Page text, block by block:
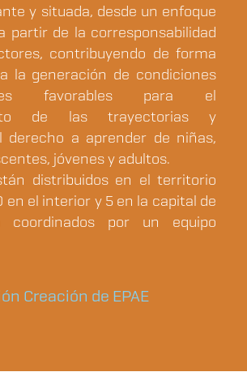
y situada, desde un enfoque
partir de la corresponsabilidad
contribuyendo de forma
la generación de condiciones
favorables para el
de las trayectorias y
derecho a aprender de niñas,
jóvenes y adultos.
distribuidos en el territorio
en el interior y 5 en la capital de
coordinados por un equipo
Creación de EPAE